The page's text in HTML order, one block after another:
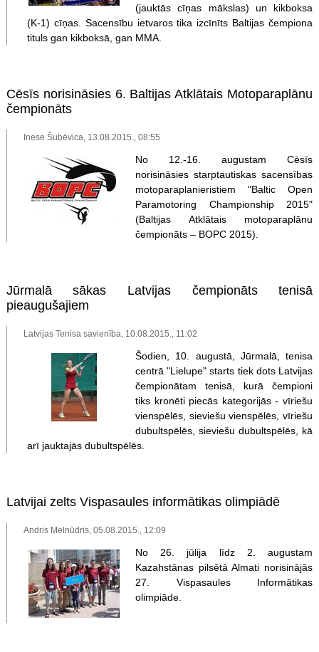
(jauktās cīņas mākslas) un kikboksa
(K-1) cīņas. Sacensību ietvaros tika izcīnīts Baltijas čempiona
tituls gan kikboksā, gan MMA.
Cēsīs norisināsies 6. Baltijas Atklātais Motoparaplānu
čempionāts
Inese Šubēvica, 13.08.2015., 08:55
No 12.-16. augustam Cēsīs
norisināsies starptautiskas sacensības
motoparaplanieristiem "Baltic Open
Paramotoring Championship 2015"
(Baltijas Atklātais motoparaplānu
čempionāts – BOPC 2015).
Jūrmalā sākas Latvijas čempionāts tenisā
pieaugušajiem
Latvijas Tenisa savienība, 10.08.2015., 11:02
Šodien, 10. augustā, Jūrmalā, tenisa
centrā "Lielupe" starts tiek dots Latvijas
čempionātam tenisā, kurā čempioni
tiks kronēti piecās kategorijās - vīriešu
vienspēlēs, sieviešu vienspēlēs, vīriešu
dubultspēlēs, sieviešu dubultspēlēs, kā
arī jauktajās dubultspēlēs.
Latvijai zelts Vispasaules informātikas olimpiādē
Andris Melnūdris, 05.08.2015., 12:09
No 26. jūlija līdz 2. augustam
Kazahstānas pilsētā Almati norisinājās
27. Vispasaules Informātikas
olimpiāde.